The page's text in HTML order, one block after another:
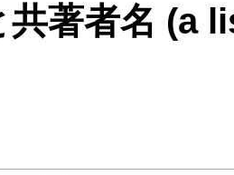
共著者名 (a